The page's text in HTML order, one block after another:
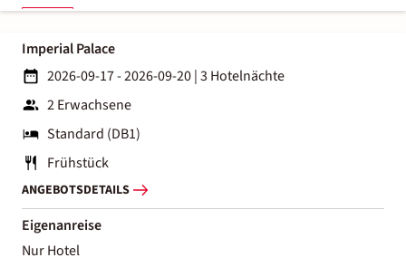
Imperial Palace
2026-09-17 - 2026-09-20|3 Hotelnächte
2 Erwachsene
Standard (DB1)
Frühstück
ANGEBOTSDETAILS
Eigenanreise
Nur Hotel